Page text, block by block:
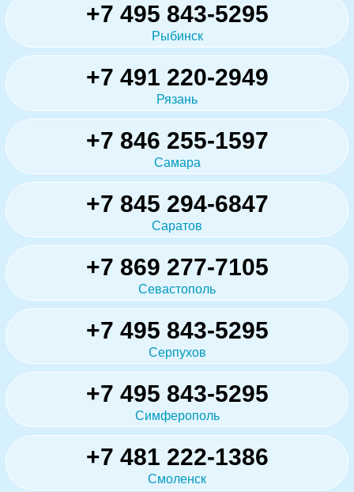
+7 495 843-5295
Рыбинск
+7 491 220-2949
Рязань
+7 846 255-1597
Самара
+7 845 294-6847
Саратов
+7 869 277-7105
Севастополь
+7 495 843-5295
Серпухов
+7 495 843-5295
Симферополь
+7 481 222-1386
Смоленск